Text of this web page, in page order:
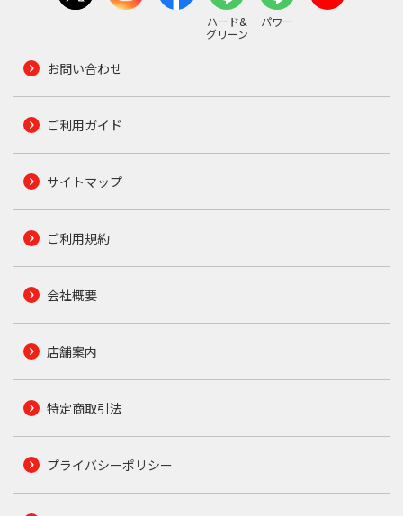
ハード&
グリーン
パワー
お問い合わせ
ご利用ガイド
サイトマップ
ご利用規約
会社概要
店舗案内
特定商取引法
プライバシーポリシー